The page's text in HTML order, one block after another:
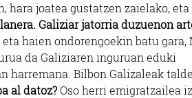
hara joatea gustatzen zaielako, eta
Galiziar jatorria duzuenon
haien ondorengoekin batu gara,
da Galiziaren inguruan eduki
harremana. Bilbon Galizaleak
al datoz?Oso herri emigratzailea